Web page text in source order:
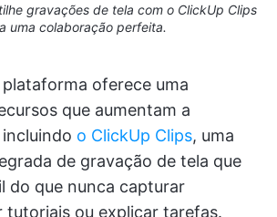
gravações de tela com o ClickUp Clips
uma colaboração perfeita.
oferece uma
que aumentam a
o ClickUp Clips, uma
de gravação de tela que
do que nunca capturar
tutoriais ou explicar tarefas.